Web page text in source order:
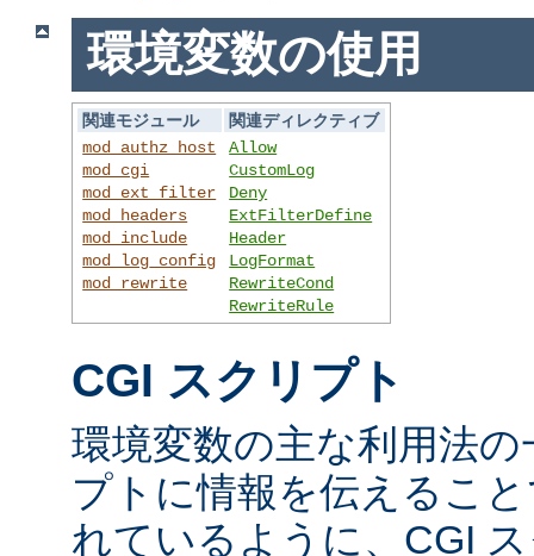
環境変数の使用
関連モジュール
関連ディレクティブ
mod_authz_host
mod_cgi
mod_ext_filter
mod_headers
mod_include
mod_log_config
mod_rewrite
Allow
CustomLog
Deny
ExtFilterDefine
Header
LogFormat
RewriteCond
RewriteRule
CGI スクリプト
環境変数の主な利用法
プトに情報を伝えるこ
れているように、CGI